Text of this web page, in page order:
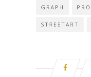
GRAPH
STREETART